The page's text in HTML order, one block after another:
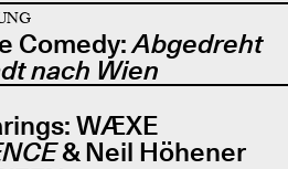
Comedy:Abgedreht
nach Wien
WÆXE
& Neil Höhener